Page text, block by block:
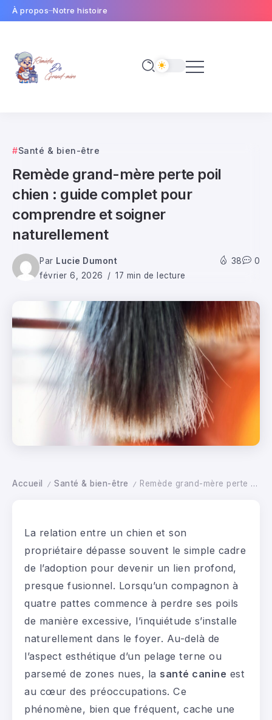
À propos Notre histoire
Santé & bien-être
Remède grand-mère perte poil
chien : guide complet pour
comprendre et soigner
naturellement
Par Lucie Dumont
février 6, 2026
17 min de lecture
38 0
Accueil / Santé & bien-être / Remède grand-mère perte poil chien : guide complet pour comprendre et soigner naturellement
La relation entre un chien et son
propriétaire dépasse souvent le simple cadre
de l’adoption pour devenir un lien profond,
presque fusionnel. Lorsqu’un compagnon à
quatre pattes commence à perdre ses poils
de manière excessive, l’inquiétude s’installe
naturellement dans le foyer. Au-delà de
l’aspect esthétique d’un pelage terne ou
parsemé de zones nues, la santé canine est
au cœur des préoccupations. Ce
phénomène, bien que fréquent, cache une